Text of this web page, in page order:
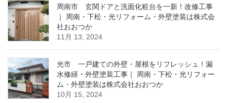
周南市 玄関ドアと洗面化粧台を一新！改修工事
｜ 周南・下松・光リフォーム・外壁塗装は株式会
社おおつか
11月 13, 2024
光市 一戸建ての外壁・屋根をリフレッシュ！漏
水修繕・外壁塗装工事｜ 周南・下松・光リフォー
ム・外壁塗装は株式会社おおつか
10月 15, 2024